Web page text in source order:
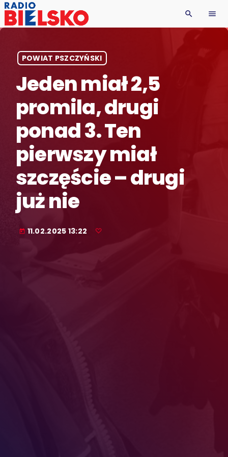
search menu
POWIAT PSZCZYŃSKI
Jeden miał 2,5
promila, drugi
ponad 3. Ten
pierwszy miał
szczęście – drugi
już nie
today 11.02.2025 13:22